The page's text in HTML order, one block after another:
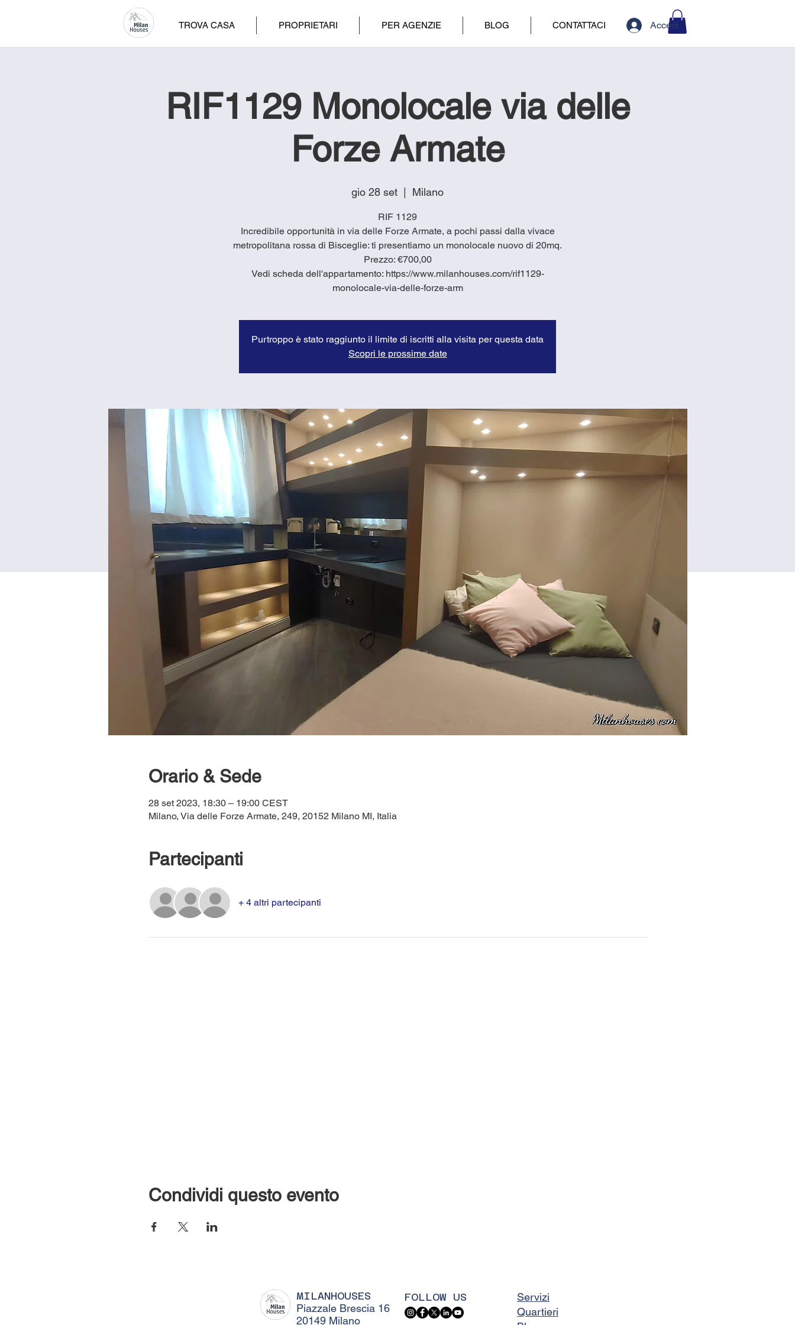
TROVA CASA PROPRIETARI PER AGENZIE BLOG CONTATTACI Accedi
RIF1129 Monolocale via delle
Forze Armate
gio 28 set
  |
Milano
RIF 1129
Incredibile opportunità in via delle Forze Armate, a pochi passi dalla vivace
metropolitana rossa di Bisceglie: ti presentiamo un monolocale nuovo di 20mq.
Prezzo: €700,00
Vedi scheda dell'appartamento: https://www.milanhouses.com/rif1129-
monolocale-via-delle-forze-arm
Purtroppo è stato raggiunto il limite di iscritti alla visita per questa data
Scopri le prossime date
Orario & Sede
28 set 2023, 18:30 – 19:00 CEST
Milano, Via delle Forze Armate, 249, 20152 Milano MI, Italia
Partecipanti
+ 4 altri partecipanti
Condividi questo evento
MILANHOUSES
Piazzale Brescia 16
20149 Milano
FOLLOW US
Servizi
Quartieri